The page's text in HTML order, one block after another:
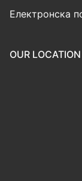
Електронска
OUR LOCATION